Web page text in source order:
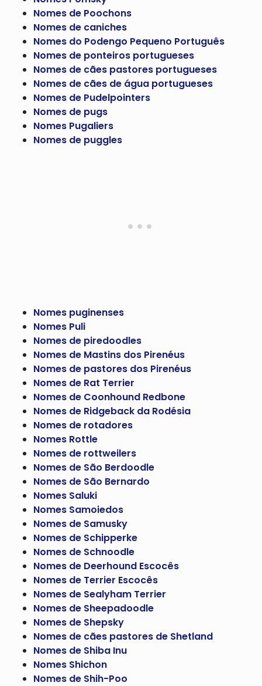
Nomes de Poochons
Nomes de caniches
Nomes do Podengo Pequeno Português
Nomes de ponteiros portugueses
Nomes de cães pastores portugueses
Nomes de cães de água portugueses
Nomes de Pudelpointers
Nomes de pugs
Nomes Pugaliers
Nomes de puggles
Nomes puginenses
Nomes Puli
Nomes de piredoodles
Nomes de Mastins dos Pirenéus
Nomes de pastores dos Pirenéus
Nomes de Rat Terrier
Nomes de Coonhound Redbone
Nomes de Ridgeback da Rodésia
Nomes de rotadores
Nomes Rottle
Nomes de rottweilers
Nomes de São Berdoodle
Nomes de São Bernardo
Nomes Saluki
Nomes Samoiedos
Nomes de Samusky
Nomes de Schipperke
Nomes de Schnoodle
Nomes de Deerhound Escocês
Nomes de Terrier Escocês
Nomes de Sealyham Terrier
Nomes de Sheepadoodle
Nomes de Shepsky
Nomes de cães pastores de Shetland
Nomes de Shiba Inu
Nomes Shichon
Nomes de Shih-Poo